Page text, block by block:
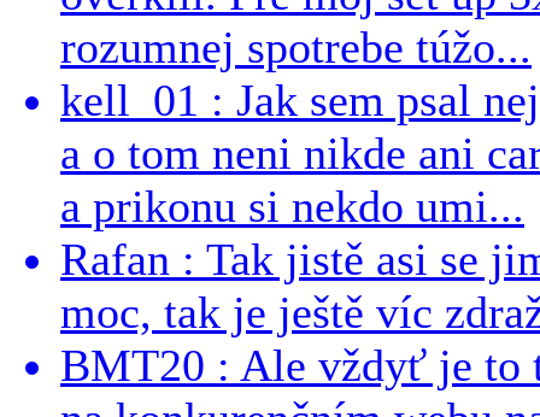
rozumnej spotrebe túžo...
kell_01 : Jak sem psal
a o tom neni nikde ani
a prikonu si nekdo umi...
Rafan : Tak jistě asi se
moc, tak je ještě víc
BMT20 : Ale vždyť je to